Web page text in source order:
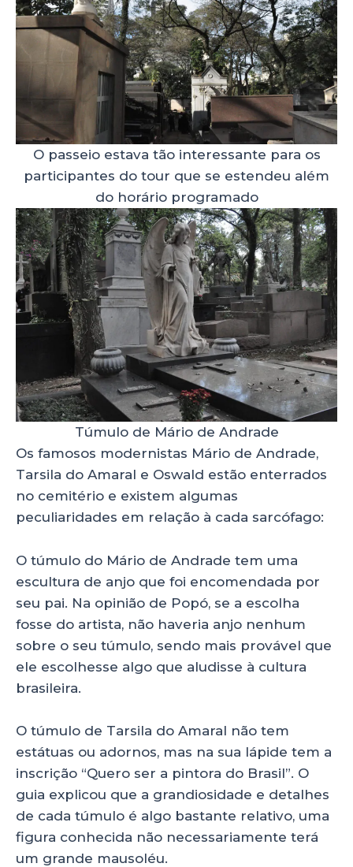
O passeio estava tão interessante para os
participantes do tour que se estendeu além
do horário programado
Túmulo de Mário de Andrade
Os famosos modernistas Mário de Andrade,
Tarsila do Amaral e Oswald estão enterrados
no cemitério e existem algumas
peculiaridades em relação à cada sarcófago:
O túmulo do Mário de Andrade tem uma
escultura de anjo que foi encomendada por
seu pai. Na opinião de Popó, se a escolha
fosse do artista, não haveria anjo nenhum
sobre o seu túmulo, sendo mais provável que
ele escolhesse algo que aludisse à cultura
brasileira.
O túmulo de Tarsila do Amaral não tem
estátuas ou adornos, mas na sua lápide tem a
inscrição “Quero ser a pintora do Brasil”. O
guia explicou que a grandiosidade e detalhes
de cada túmulo é algo bastante relativo, uma
figura conhecida não necessariamente terá
um grande mausoléu.